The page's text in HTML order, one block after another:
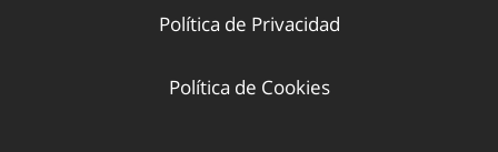
Política de Privacidad
Política de Cookies